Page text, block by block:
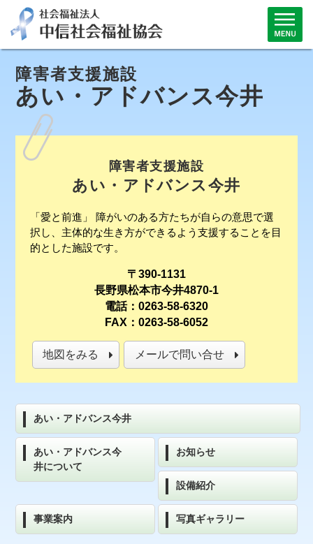
障害者支援施設
あい・アドバンス今井
障害者支援施設
あい・アドバンス今井
「愛と前進」 障がいのある方たちが自らの意思で選
択し、主体的な生き方ができるよう支援することを目
的とした施設です。
〒390-1131
長野県松本市今井4870-1
電話：0263-58-6320
FAX：0263-58-6052
地図をみる メールで問い合せ
あい・アドバンス今井
あい・アドバンス今
井について
お知らせ
設備紹介
事業案内 写真ギャラリー